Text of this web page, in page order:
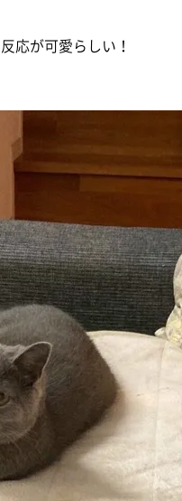
応が可愛らしい！